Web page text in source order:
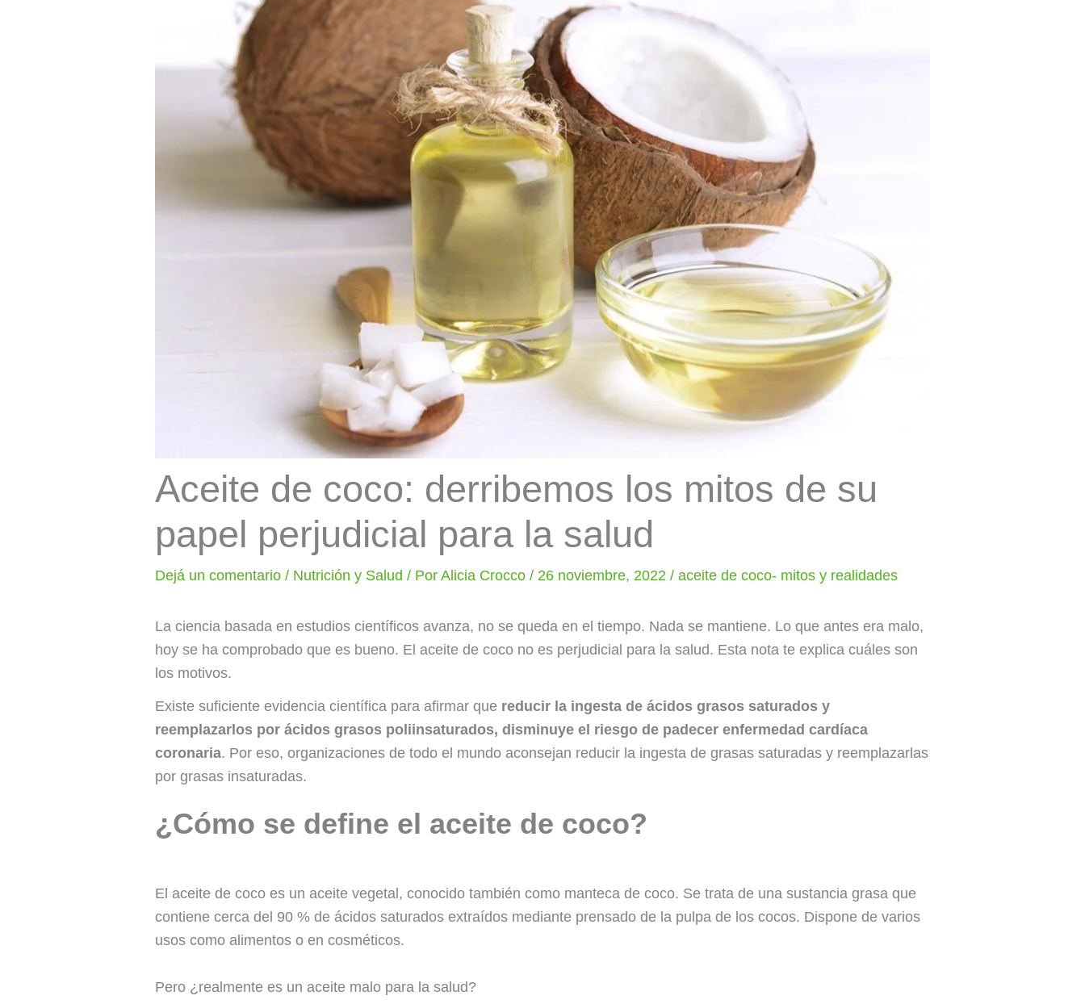
Aceite de coco: derribemos los mitos de su
papel perjudicial para la salud
Dejá un comentario / Nutrición y Salud / PorAlicia Crocco/ 26 noviembre, 2022/aceite de coco- mitos y realidades
La ciencia basada en estudios científicos avanza, no se queda en el tiempo. Nada se mantiene. Lo que antes era malo,
hoy se ha comprobado que es bueno. El aceite de coco no es perjudicial para la salud. Esta nota te explica cuáles son
los motivos.
Existe suficiente evidencia científica para afirmar que reducir la ingesta de ácidos grasos saturados y
reemplazarlos por ácidos grasos poliinsaturados, disminuye el riesgo de padecer enfermedad cardíaca
coronaria. Por eso, organizaciones de todo el mundo aconsejan reducir la ingesta de grasas saturadas y reemplazarlas
por grasas insaturadas.
¿Cómo se define el aceite de coco?
El aceite de coco es un aceite vegetal, conocido también como manteca de coco. Se trata de una sustancia grasa que
contiene cerca del 90 % de ácidos saturados extraídos mediante prensado de la pulpa de los cocos. Dispone de varios
usos como alimentos o en cosméticos.
Pero ¿realmente es un aceite malo para la salud?